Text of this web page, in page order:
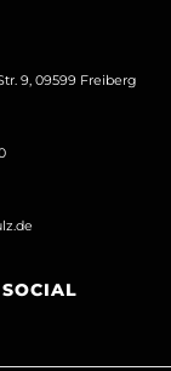
9, 09599 Freiberg
application